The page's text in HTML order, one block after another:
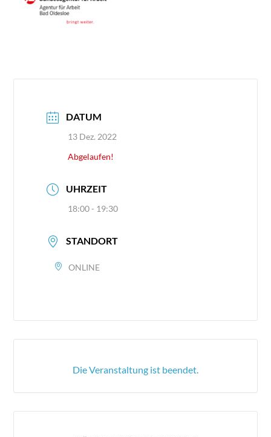
DATUM
13 Dez. 2022
Abgelaufen!
UHRZEIT
18:00 - 19:30
STANDORT
ONLINE
Die Veranstaltung ist beendet.